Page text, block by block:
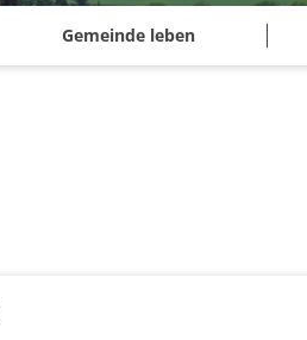
Gemeinde leben